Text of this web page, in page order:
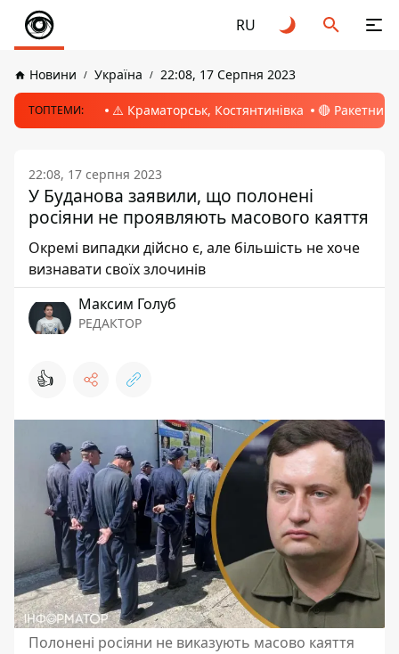
RU
Новини Україна 22:08, 17 Серпня 2023
ТОПТЕМИ: ⚠️ Краматорськ, Костянтинівка 🔴 Ракетний
22:08, 17 серпня 2023
У Буданова заявили, що полонені
росіяни не проявляють масового каяття
Окремі випадки дійсно є, але більшість не хоче
визнавати своїх злочинів
Максим Голуб
РЕДАКТОР
👍
Полонені росіяни не виказують масово каяття